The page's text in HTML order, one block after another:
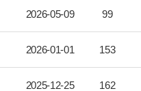
2026-05-09 99
2026-01-01 153
2025-12-25 162